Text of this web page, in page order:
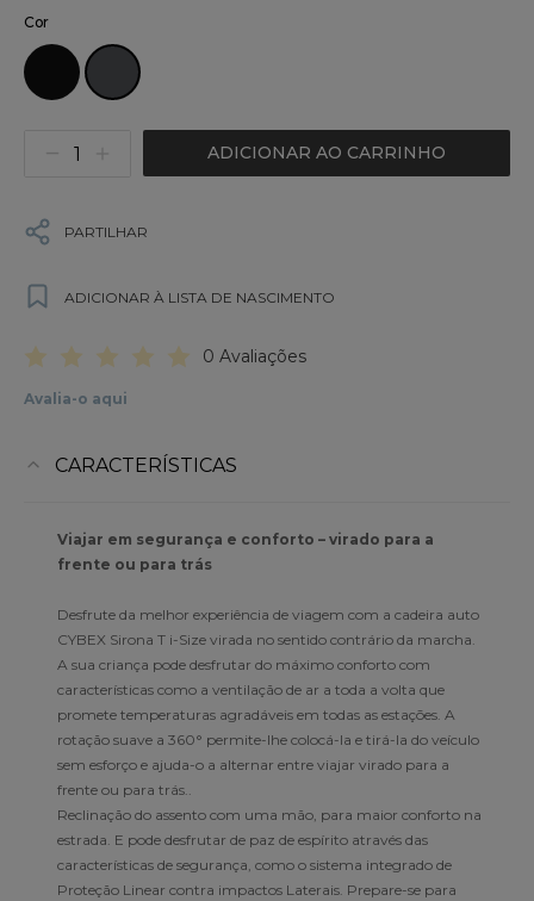
Cor
ADICIONAR AO CARRINHO
PARTILHAR
ADICIONAR À LISTA DE NASCIMENTO
0 Avaliações
Avalia-o aqui
CARACTERÍSTICAS
Viajar em segurança e conforto – virado para a
frente ou para trás
Desfrute da melhor experiência de viagem com a cadeira auto
CYBEX Sirona T i-Size virada no sentido contrário da marcha.
A sua criança pode desfrutar do máximo conforto com
características como a ventilação de ar a toda a volta que
promete temperaturas agradáveis em todas as estações. A
rotação suave a 360° permite-lhe colocá-la e tirá-la do veículo
sem esforço e ajuda-o a alternar entre viajar virado para a
frente ou para trás..
Reclinação do assento com uma mão, para maior conforto na
estrada. E pode desfrutar de paz de espírito através das
características de segurança, como o sistema integrado de
Proteção Linear contra impactos Laterais. Prepare-se para